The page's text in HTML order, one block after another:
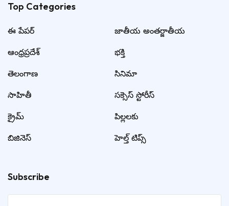
Top Categories​
ఈ పేపర్
ఆంధ్రప్రదేశ్
తెలంగాణ
సాహితీ
క్రైమ్
బిజినెస్
జాతీయ అంతర్జాతీయ
భక్తి
సినిమా
సక్సెస్ స్టోరీస్
పిల్లలకు
హెల్త్ టిప్స్
Subscribe